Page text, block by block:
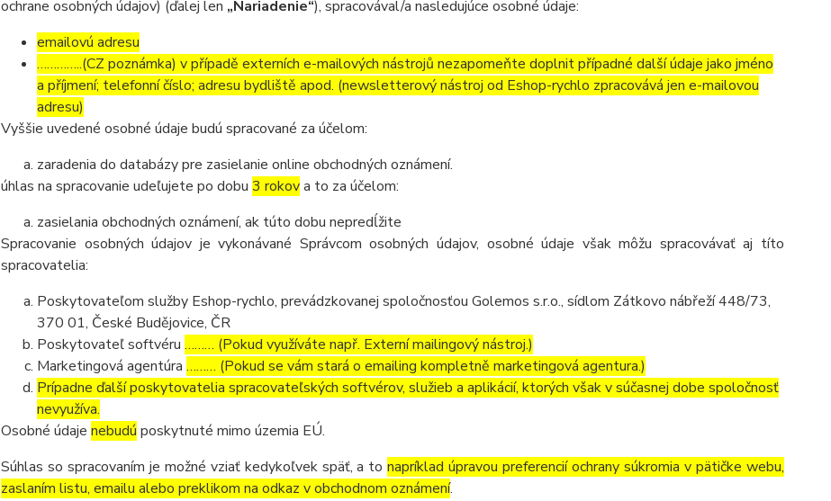
ochrane osobných údajov) (ďalej len „Nariadenie“), spracovával/a nasledujúce osobné údaje:
emailovú adresu
…………..(CZ poznámka) v případě externích e-mailových nástrojů nezapomeňte doplnit případné další údaje jako jméno
a příjmení; telefonní číslo; adresu bydliště apod. (newsletterový nástroj od Eshop-rychlo zpracovává jen e-mailovou
adresu)
Vyššie uvedené osobné údaje budú spracované za účelom:
zaradenia do databázy pre zasielanie online obchodných oznámení.
úhlas na spracovanie udeľujete po dobu 3 rokova to za účelom:
zasielania obchodných oznámení, ak túto dobu nepredĺžite
Spracovanie osobných údajov je vykonávané Správcom osobných údajov, osobné údaje však môžu spracovávať aj títo
spracovatelia:
Poskytovateľom služby Eshop-rychlo, prevádzkovanej spoločnosťou Golemos s.r.o., sídlom Zátkovo nábřeží 448/73,
370 01, České Budějovice, ČR
Poskytovateľ softvéru ……… (Pokud využíváte např. Externí mailingový nástroj.)
Marketingová agentúra ……… (Pokud se vám stará o emailing kompletně marketingová agentura.)
Prípadne ďalší poskytovatelia spracovateľských softvérov, služieb a aplikácií, ktorých však v súčasnej dobe spoločnosť
nevyužíva.
Osobné údaje nebudú poskytnuté mimo územia EÚ.
Súhlas so spracovaním je možné vziať kedykoľvek späť, a tonapríklad úpravou preferencií ochrany súkromia v pätičke webu,
zaslaním listu, emailu alebo preklikom na odkaz v obchodnom oznámení.